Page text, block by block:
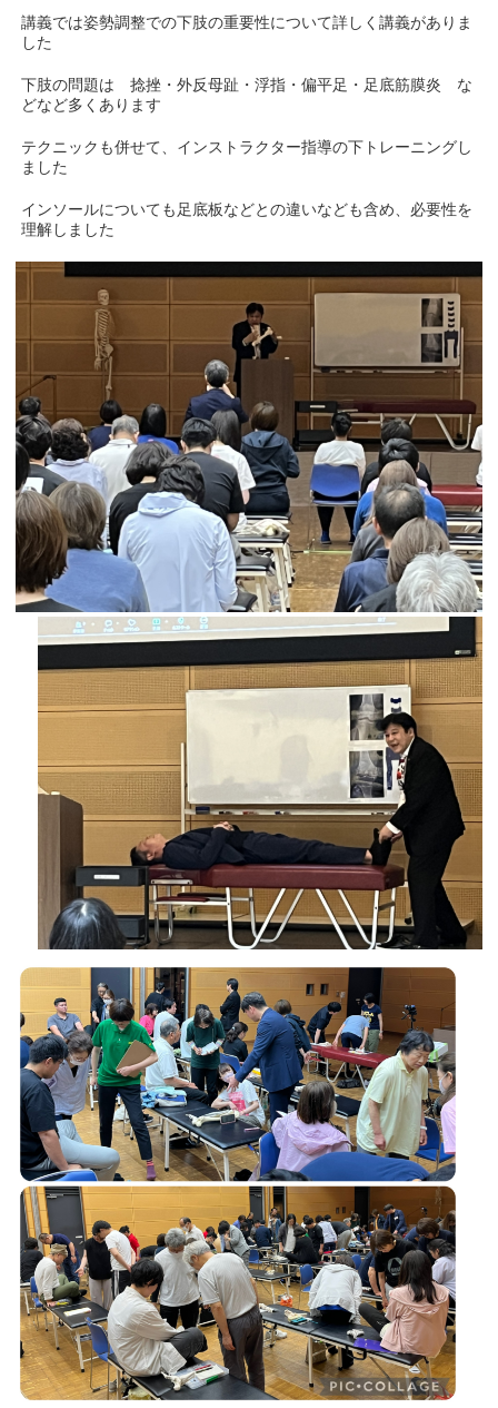
講義では姿勢調整での下肢の重要性について詳しく講義がありま
した
下肢の問題は 捻挫・外反母趾・浮指・偏平足・足底筋膜炎 な
どなど多くあります
テクニックも併せて、インストラクター指導の下トレーニングし
ました
インソールについても足底板などとの違いなども含め、必要性を
理解しました